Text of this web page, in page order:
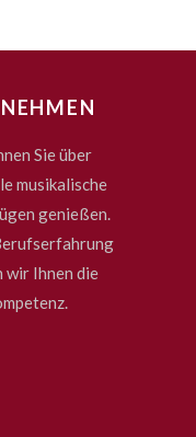
Sie über
musikalische
genießen.
wir Ihnen die